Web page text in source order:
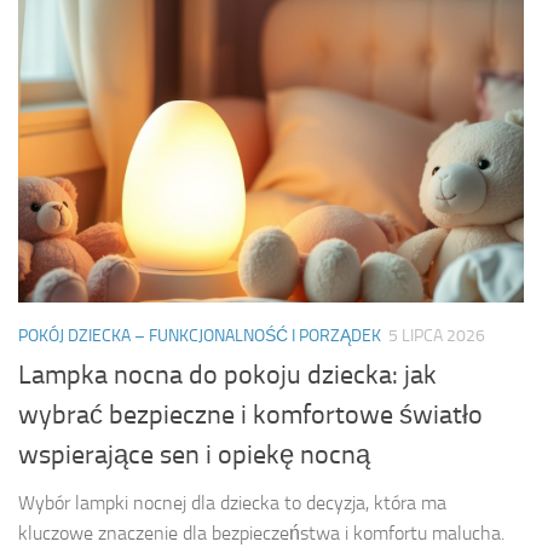
POKÓJ DZIECKA – FUNKCJONALNOŚĆ I PORZĄDEK 5 LIPCA 2026
Lampka nocna do pokoju dziecka: jak
wybrać bezpieczne i komfortowe światło
wspierające sen i opiekę nocną
Wybór lampki nocnej dla dziecka to decyzja, która ma
kluczowe znaczenie dla bezpieczeństwa i komfortu malucha.